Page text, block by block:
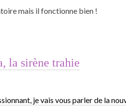
mais il fonctionne bien !
la sirène trahie
je vais vous parler de la